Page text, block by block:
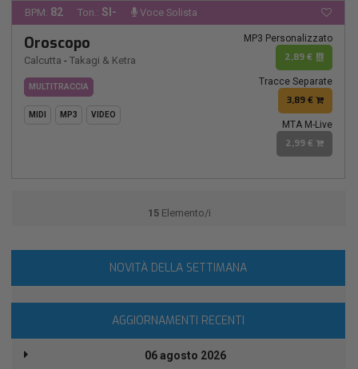
BPM: 82 Ton.: SI- Voce Solista
Oroscopo
Calcutta - Takagi & Ketra
MULTITRACCIA
MIDI MP3 VIDEO
MP3 Personalizzato
2,89 €
Tracce Separate
3,89 €
MTA M-Live
2,99 €
15Elemento/i
NOVITÀ DELLA SETTIMANA
AGGIORNAMENTI RECENTI
06 agosto 2026